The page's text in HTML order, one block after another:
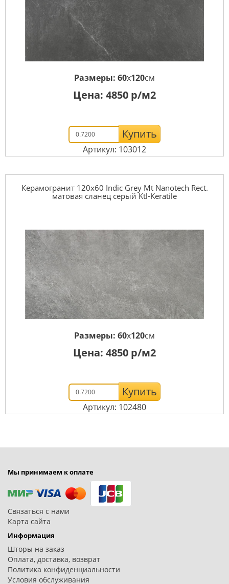
Размеры: 60x120см
Цена: 4850 р/м2
Купить
Артикул: 103012
Керамогранит 120x60 Indic Grey Mt Nanotech Rect.
матовая сланец серый Ktl-Keratile
Размеры: 60x120см
Цена: 4850 р/м2
Купить
Артикул: 102480
Мы принимаем к оплате
Связаться с нами
Карта сайта
Информация
Шторы на заказ
Оплата, доставка, возврат
Политика конфиденциальности
Условия обслуживания